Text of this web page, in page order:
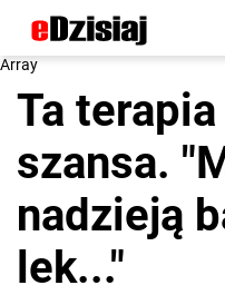
Array
Ta
szansa.
nadzieją
lek..."